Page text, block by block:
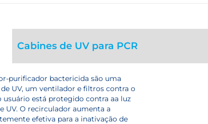
Cabines de UV para PCR
purificador bactericida são uma
UV, um ventilador e filtros contra o
está protegido contra aa luz
UV. O recirculador aumenta a
efetiva para a inativação de